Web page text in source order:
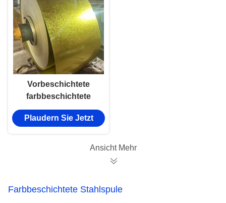
Vorbeschichtete
farbbeschichtete
verzinkte Stahlrolle
PPGI Stahl mittelhart
Plaudern Sie Jetzt
Ansicht Mehr
Farbbeschichtete Stahlspule